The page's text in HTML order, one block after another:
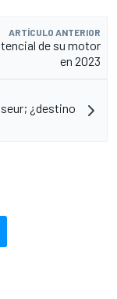
ARTÍCULO ANTERIOR
de su motor
en 2023
¿destino